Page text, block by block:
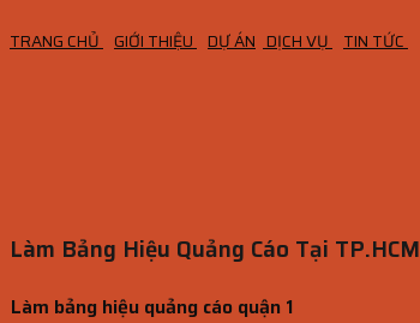
TRANG CHỦ GIỚI THIỆU DỰ ÁN DỊCH VỤ TIN TỨC
Làm Bảng Hiệu Quảng Cáo Tại TP.HCM
Làm bảng hiệu quảng cáo quận 1